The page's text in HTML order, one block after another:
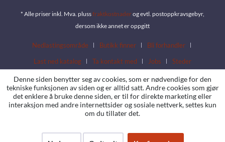
* Alle priser inkl. Mva. plussfraktkostnaderog evtl. postoppkravsgebyr,
dersom ikke annet er oppgitt
Nedlastingsområde Butikk finner
Bli forhandler
Last ned katalog
Ta kontakt med Jobs Steder
Denne siden benytter seg av cookies, som er nødvendige for den
tekniske funksjonen av siden og er alltid satt. Andre cookies som gjør
det enklere å bruke denne siden, er til for direkte marketing eller
interaksjon med andre internettsider og sosiale nettverk, settes kun
om du tillater det.